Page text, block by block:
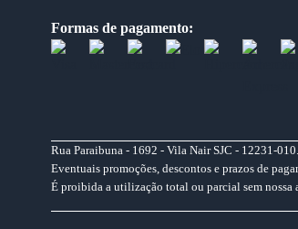
Formas de pagamento:
Rua Paraibuna - 1692 - Vila Nair SJC - 12231-
Eventuais promoções, descontos e prazos de
É proibida a utilização total ou parcial sem nossa